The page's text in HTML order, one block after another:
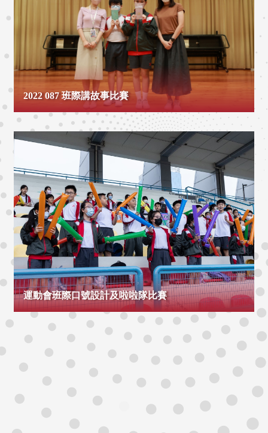
2022 087 班際講故事比賽
運動會班際口號設計及啦啦隊比賽